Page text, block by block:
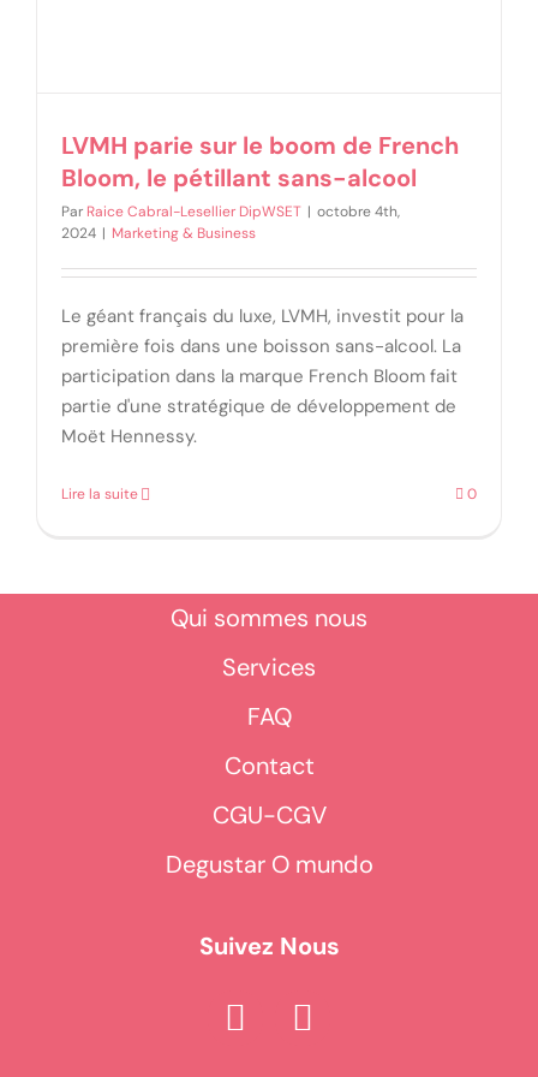
LVMH parie sur le boom de French
Bloom, le pétillant sans-alcool
Par Raice Cabral-Lesellier DipWSET | octobre 4th,
2024 | Marketing & Business
Le géant français du luxe, LVMH, investit pour la
première fois dans une boisson sans-alcool. La
participation dans la marque French Bloom fait
partie d'une stratégique de développement de
Moët Hennessy.
Lire la suite 0
Qui sommes nous
Services
FAQ
Contact
CGU-CGV
Degustar O mundo
Suivez Nous